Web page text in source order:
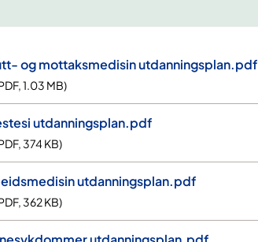
og mottaksmedisin utdanningsplan.pdf
,1.03 MB)
utdanningsplan.pdf
, 374 KB)
utdanningsplan.pdf
, 362 KB)